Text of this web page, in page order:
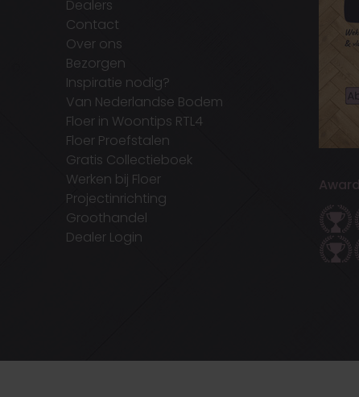
Dealers
Contact
Over ons
Bezorgen
Inspiratie nodig?
Van Nederlandse Bodem
Floer in Woontips RTL4
Floer Proefstalen
Gratis Collectieboek
Werken bij Floer
Projectinrichting
Groothandel
Dealer Login